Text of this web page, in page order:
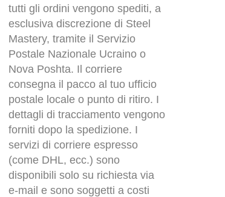
tutti gli ordini vengono spediti, a
esclusiva discrezione di Steel
Mastery, tramite il Servizio
Postale Nazionale Ucraino o
Nova Poshta. Il corriere
consegna il pacco al tuo ufficio
postale locale o punto di ritiro. I
dettagli di tracciamento vengono
forniti dopo la spedizione. I
servizi di corriere espresso
(come DHL, ecc.) sono
disponibili solo su richiesta via
e-mail e sono soggetti a costi